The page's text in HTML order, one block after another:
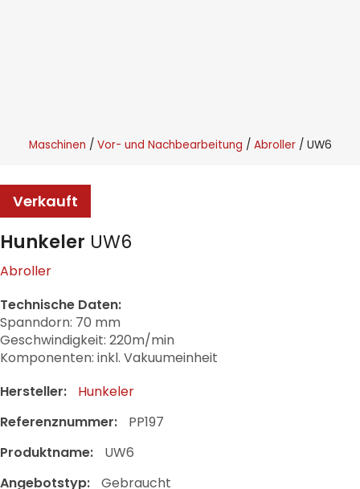
Maschinen Vor- und Nachbearbeitung Abroller UW6
Verkauft
Hunkeler UW6
Abroller
Technische Daten:
Spanndorn: 70 mm
Geschwindigkeit: 220m/min
Komponenten: inkl. Vakuumeinheit
Hersteller:
Hunkeler
Referenznummer:
PP197
Produktname:
UW6
Angebotstyp:
Gebraucht